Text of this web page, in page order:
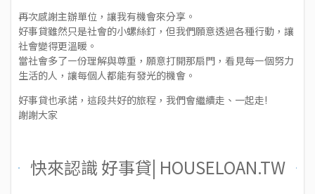
再次感謝主辦單位，讓我有機會來分享。
好事貸雖然只是社會的小螺絲釘，但我們願意透過各種行動，讓
社會變得更溫暖。
當社會多了㇐份理解與尊重，願意打開那扇門，看見每㇐個努力
生活的人，讓每個人都能有發光的機會。
好事貸也承諾，這段共好的旅程，我們會繼續走、一起走!
謝謝大家
快來認識 好事貸| HOUSELOAN.TW